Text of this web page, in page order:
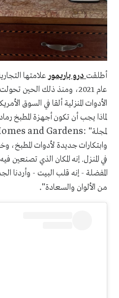
أطلقت درو باريمور علامتها
عام 2021، ومنذ ذلك الحين
الأدوات المنزلية ألقا في السوق
لماذا يجب أن تكون أجهزة المطبخ
لمجلةand Gardens: "
وابتكارات جديدة لأدوات المطبخ،
في المنزل. إنه المكان الذي تصنعين
المفضلة - إنه قلب البيت - وأردنا
من الألوان والسعادة."